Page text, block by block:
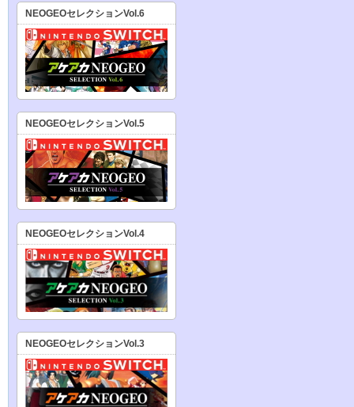
NEOGEOセレクションVol.6
NEOGEOセレクションVol.5
NEOGEOセレクションVol.4
NEOGEOセレクションVol.3